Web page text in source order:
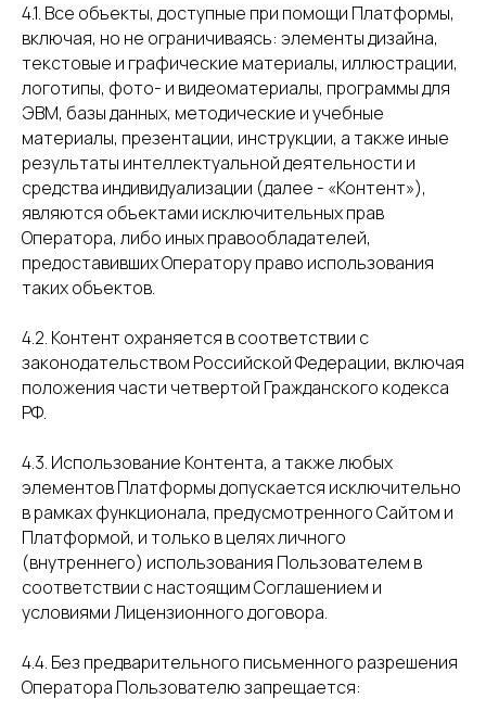
4.1. Все объекты, доступные при помощи Платформы,
включая, но не ограничиваясь: элементы дизайна,
текстовые и графические материалы, иллюстрации,
логотипы, фото- и видеоматериалы, программы для
ЭВМ, базы данных, методические и учебные
материалы, презентации, инструкции, а также иные
результаты интеллектуальной деятельности и
средства индивидуализации (далее - «Контент»),
являются объектами исключительных прав
Оператора, либо иных правообладателей,
предоставивших Оператору право использования
таких объектов.
4.2. Контент охраняется в соответствии с
законодательством Российской Федерации, включая
положения части четвертой Гражданского кодекса
РФ.
4.3. Использование Контента, а также любых
элементов Платформы допускается исключительно
в рамках функционала, предусмотренного Сайтом и
Платформой, и только в целях личного
(внутреннего) использования Пользователем в
соответствии с настоящим Соглашением и
условиями Лицензионного договора.
4.4. Без предварительного письменного разрешения
Оператора Пользователю запрещается: